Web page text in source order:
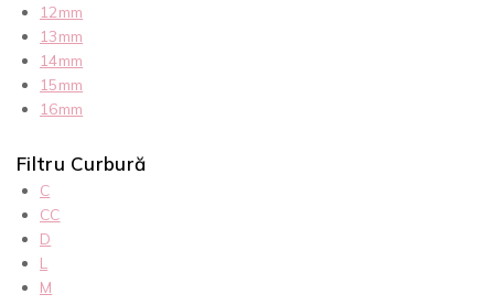
12mm
13mm
14mm
15mm
16mm
Filtru Curbură
C
CC
D
L
M